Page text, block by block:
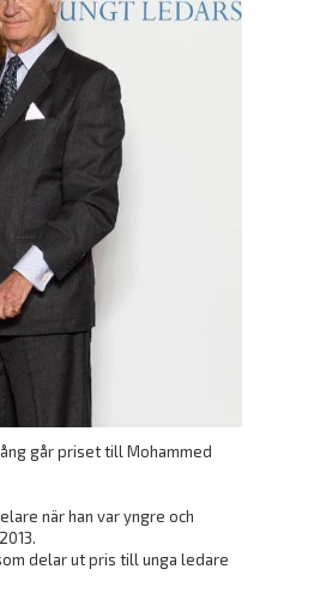
går priset till Mohammed
när han var yngre och
delar ut pris till unga ledare